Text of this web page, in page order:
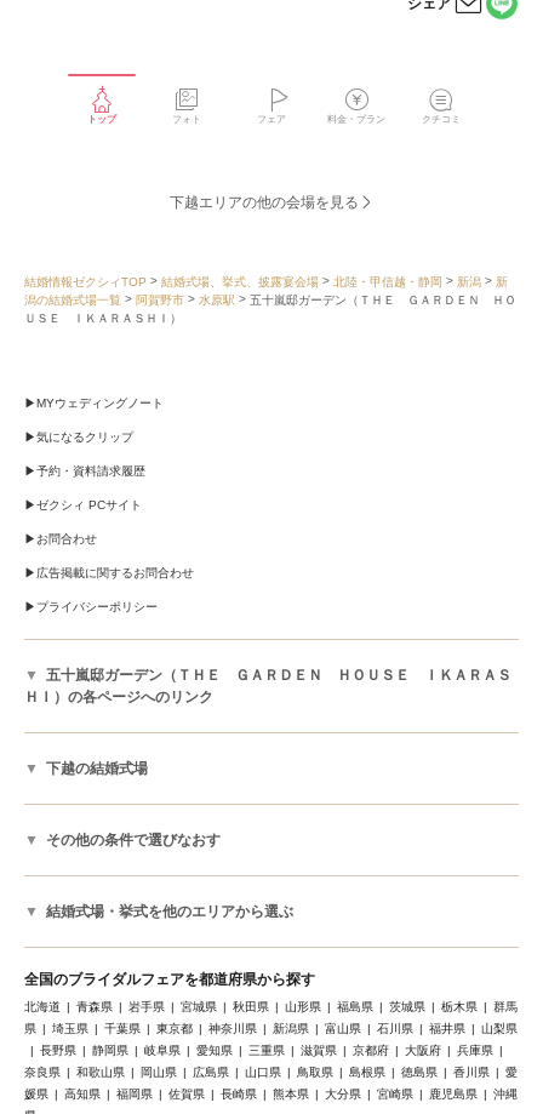
る
トップ フォト フェア 料金・プラン クチコミ
下越エリアの他の会場を見る
結婚情報ゼクシィTOP 結婚式場、挙式、披露宴会場 北陸・甲信越・静岡 新潟
新
潟の結婚式場一覧
阿賀野市 水原駅
五十嵐邸ガーデン（ＴＨＥ ＧＡＲＤＥＮ ＨＯ
ＵＳＥ ＩＫＡＲＡＳＨＩ）
MYウェディングノート
気になるクリップ
予約・資料請求履歴
ゼクシィ PCサイト
お問合わせ
広告掲載に関するお問合わせ
プライバシーポリシー
五十嵐邸ガーデン（ＴＨＥ ＧＡＲＤＥＮ ＨＯＵＳＥ ＩＫＡＲＡＳ
ＨＩ）の各ページへのリンク
下越の結婚式場
その他の条件で選びなおす
結婚式場・挙式を他のエリアから選ぶ
全国のブライダルフェアを都道府県から探す
北海道 青森県 岩手県 宮城県 秋田県 山形県 福島県 茨城県 栃木県
群馬
県
埼玉県 千葉県 東京都 神奈川県 新潟県 富山県 石川県 福井県
山梨県
長野県
静岡県 岐阜県 愛知県 三重県 滋賀県 京都府 大阪府
兵庫県
奈良県
和歌山県 岡山県 広島県 山口県 鳥取県 島根県 徳島県 香川県
愛
媛県
高知県 福岡県 佐賀県 長崎県 熊本県 大分県 宮崎県 鹿児島県
沖縄